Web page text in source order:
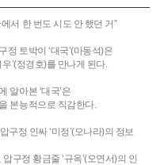
서 한 번도 시도 안 했던 거”
토박이 ‘대국’(마동석)은
’(정경호)를 만나게 된다.
알아본 ‘대국’은
본능적으로 직감한다.
구정 인싸 ‘미정’(오나라)의 정보
구정 황금줄 ‘규옥’(오연서)의 인